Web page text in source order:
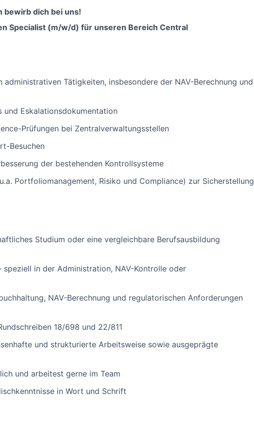
bewirb dich bei uns!
Specialist (m/w/d) für unseren Bereich Central
Tätigkeiten, insbesondere der NAV-Berechnung und
und Eskalationsdokumentation
Prüfungen bei Zentralverwaltungsstellen
Besuchen
der bestehenden Kontrollsysteme
Portfoliomanagement, Risiko und Compliance) zur Sicherstellung
Studium oder eine vergleichbare Berufsausbildung
in der Administration, NAV-Kontrolle oder
NAV-Berechnung und regulatorischen Anforderungen
18/698 und 22/811
und strukturierte Arbeitsweise sowie ausgeprägte
und arbeitest gerne im Team
in Wort und Schrift